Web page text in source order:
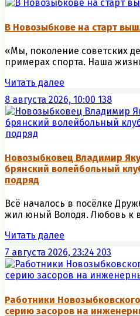
В Новозыбкове на старт
«Мы, поколение советских
примерах спорта. Наша
Читать далее
8 августа 2026, 10:00 138
Новозыбковец Владимир
брянский волейбольный
подряд
Всё началось в посёлке
жил юный Володя. Любовь к
Читать далее
7 августа 2026, 23:24 203
Работники
серию засоров на